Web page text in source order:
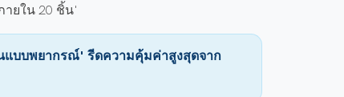
ายใน 20 ชิ้น'
แบบพยากรณ์' รีดความคุ้มค่าสูงสุดจาก